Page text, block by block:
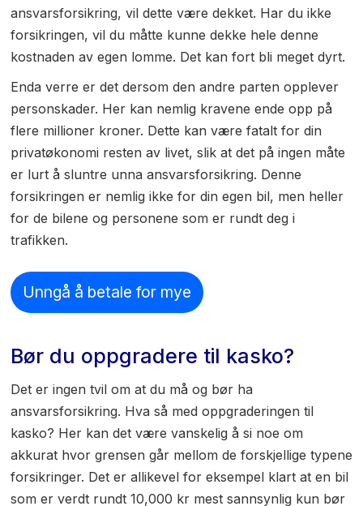
ansvarsforsikring, vil dette være dekket. Har du ikke
forsikringen, vil du måtte kunne dekke hele denne
kostnaden av egen lomme. Det kan fort bli meget dyrt.
Enda verre er det dersom den andre parten opplever
personskader. Her kan nemlig kravene ende opp på
flere millioner kroner. Dette kan være fatalt for din
privatøkonomi resten av livet, slik at det på ingen måte
er lurt å sluntre unna ansvarsforsikring. Denne
forsikringen er nemlig ikke for din egen bil, men heller
for de bilene og personene som er rundt deg i
trafikken.
Unngå å betale for mye
Bør du oppgradere til kasko?
Det er ingen tvil om at du må og bør ha
ansvarsforsikring. Hva så med oppgraderingen til
kasko? Her kan det være vanskelig å si noe om
akkurat hvor grensen går mellom de forskjellige typene
forsikringer. Det er allikevel for eksempel klart at en bil
som er verdt rundt 10,000 kr mest sannsynlig kun bør